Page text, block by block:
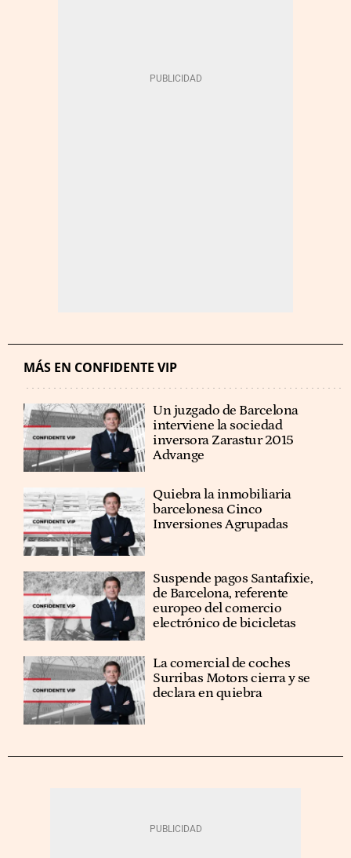
MÁS EN CONFIDENTE VIP
Un juzgado de Barcelona
interviene la sociedad
inversora Zarastur 2015
Advange
Quiebra la inmobiliaria
barcelonesa Cinco
Inversiones Agrupadas
Suspende pagos Santafixie,
de Barcelona, referente
europeo del comercio
electrónico de bicicletas
La comercial de coches
Surribas Motors cierra y se
declara en quiebra